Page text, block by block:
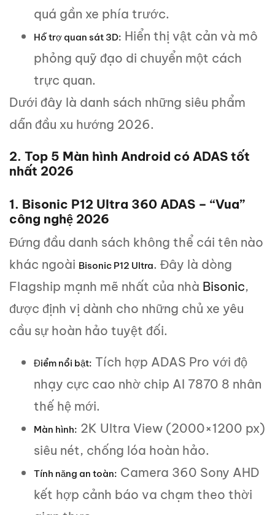
quá gần xe phía trước.
Hỗ trợ quan sát 3D: Hiển thị vật cản và mô
phỏng quỹ đạo di chuyển một cách
trực quan.
Dưới đây là danh sách những siêu phẩm
dẫn đầu xu hướng 2026.
2. Top 5 Màn hình Android có ADAS tốt
nhất 2026
1. Bisonic P12 Ultra 360 ADAS – “Vua”
công nghệ 2026
Đứng đầu danh sách không thể cái tên nào
khác ngoài Bisonic P12 Ultra. Đây là dòng
Flagship mạnh mẽ nhất của nhà Bisonic,
được định vị dành cho những chủ xe yêu
cầu sự hoàn hảo tuyệt đối.
Điểm nổi bật: Tích hợp ADAS Pro với độ
nhạy cực cao nhờ chip AI 7870 8 nhân
thế hệ mới.
Màn hình: 2K Ultra View (2000×1200 px)
siêu nét, chống lóa hoàn hảo.
Tính năng an toàn: Camera 360 Sony AHD
kết hợp cảnh báo va chạm theo thời